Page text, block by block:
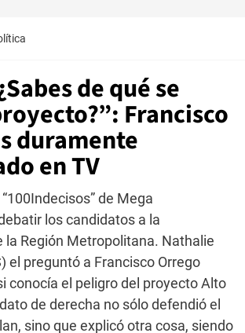
de qué se
Francisco
duramente
en TV
de Mega
los candidatos a la
la Región Metropolitana. Nathalie
el preguntó a Francisco Orrego
conocía el peligro del proyecto Alto
de derecha no sólo defendió el
sino que explicó otra cosa, siendo